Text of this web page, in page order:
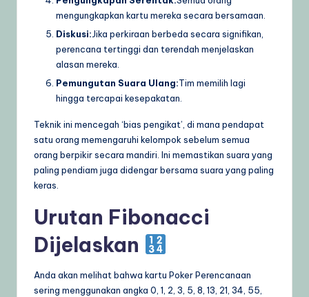
mengungkapkan kartu mereka secara bersamaan.
Diskusi:Jika perkiraan berbeda secara signifikan,
perencana tertinggi dan terendah menjelaskan
alasan mereka.
Pemungutan Suara Ulang:Tim memilih lagi
hingga tercapai kesepakatan.
Teknik ini mencegah ‘bias pengikat’, di mana pendapat
satu orang memengaruhi kelompok sebelum semua
orang berpikir secara mandiri. Ini memastikan suara yang
paling pendiam juga didengar bersama suara yang paling
keras.
Urutan Fibonacci
Dijelaskan
Anda akan melihat bahwa kartu Poker Perencanaan
sering menggunakan angka 0, 1, 2, 3, 5, 8, 13, 21, 34, 55,